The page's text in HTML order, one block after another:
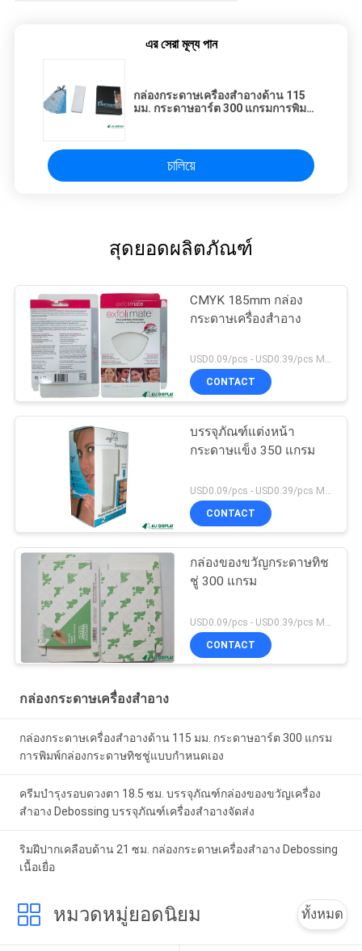
এর সেরা মূল্য পান
กล่องกระดาษเครื่องสำอางด้าน 115
มม. กระดาษอาร์ต 300 แกรมการพิมพ์
চালিয়ে
สุดยอดผลิตภัณฑ์
CMYK 185mm กล่อง
กระดาษเครื่องสำอาง
USD0.09/pcs - USD0.39/pcs MOQ:1000pcs
CONTACT
บรรจุภัณฑ์แต่งหน้า
กระดาษแข็ง 350 แกรม
USD0.09/pcs - USD0.39/pcs MOQ:1000pcs
CONTACT
กล่องของขวัญกระดาษทิช
ชู่ 300 แกรม
USD0.09/pcs - USD0.39/pcs MOQ:1000pcs
CONTACT
กล่องกระดาษเครื่องสำอาง
กล่องกระดาษเครื่องสำอางด้าน 115 มม. กระดาษอาร์ต 300 แกรม
การพิมพ์กล่องกระดาษทิชชู่แบบกำหนดเอง
ครีมบำรุงรอบดวงตา 18.5 ซม. บรรจุภัณฑ์กล่องของขวัญเครื่อง
สำอาง Debossing บรรจุภัณฑ์เครื่องสำอางจัดส่ง
ริมฝีปากเคลือบด้าน 21 ซม. กล่องกระดาษเครื่องสำอาง Debossing
เนื้อเยื่อ
หมวดหมู่ยอดนิยม ทั้งหมด